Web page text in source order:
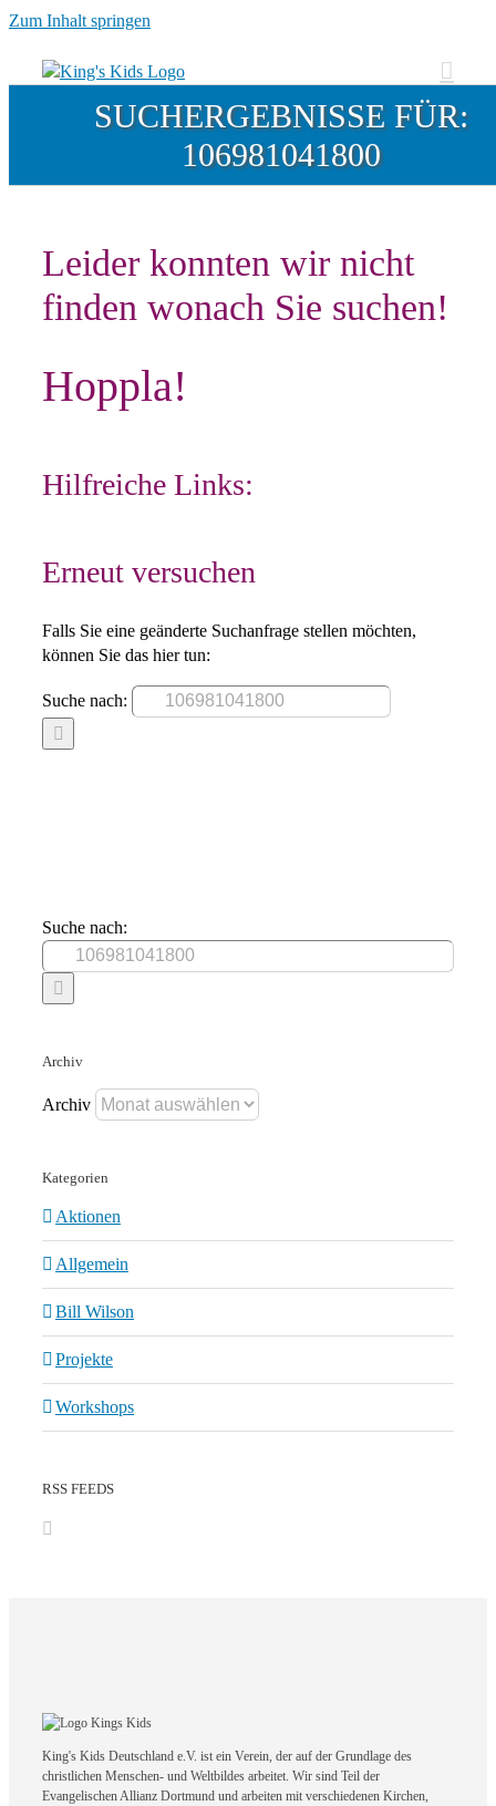
Zum Inhalt springen
SUCHERGEBNISSE FÜR:
106981041800
Leider konnten wir nicht
finden wonach Sie suchen!
Hoppla!
Hilfreiche Links:
Erneut versuchen
Falls Sie eine geänderte Suchanfrage stellen möchten,
können Sie das hier tun:
Suche nach:
Suche nach:
Archiv
Archiv
Kategorien
Aktionen
Allgemein
Bill Wilson
Projekte
Workshops
RSS FEEDS
King's Kids Deutschland e.V. ist ein Verein, der auf der Grundlage des
christlichen Menschen- und Weltbildes arbeitet. Wir sind Teil der
Evangelischen Allianz Dortmund und arbeiten mit verschiedenen Kirchen,